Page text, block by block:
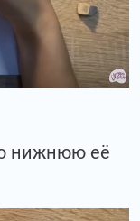
нижнюю её